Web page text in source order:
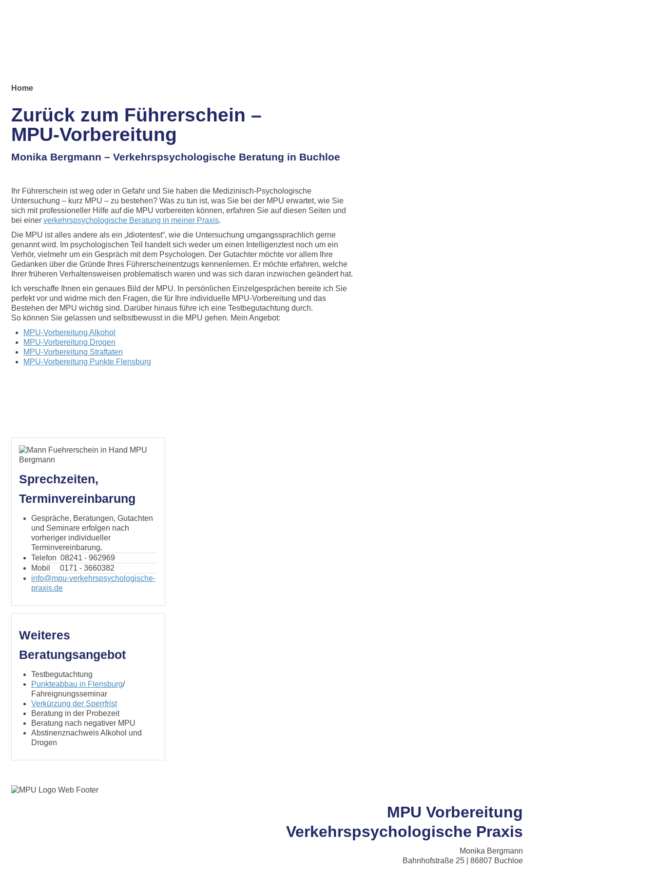
Home
Zurück zum Führerschein –
MPU-Vorbereitung
Monika Bergmann – Verkehrspsychologische Beratung in Buchloe
Ihr Führerschein ist weg oder in Gefahr und Sie haben die Medizinisch-Psychologische
Untersuchung – kurz MPU – zu bestehen? Was zu tun ist, was Sie bei der MPU erwartet, wie Sie
sich mit professioneller Hilfe auf die MPU vorbereiten können, erfahren Sie auf diesen Seiten und
bei einer verkehrspsychologische Beratung in meiner Praxis.
Die MPU ist alles andere als ein „Idiotentest“, wie die Untersuchung umgangssprachlich gerne
genannt wird. Im psychologischen Teil handelt sich weder um einen Intelligenztest noch um ein
Verhör, vielmehr um ein Gespräch mit dem Psychologen. Der Gutachter möchte vor allem Ihre
Gedanken über die Gründe Ihres Führerscheinentzugs kennenlernen. Er möchte erfahren, welche
Ihrer früheren Verhaltensweisen problematisch waren und was sich daran inzwischen geändert hat.
Ich verschaffe Ihnen ein genaues Bild der MPU. In persönlichen Einzelgesprächen bereite ich Sie
perfekt vor und widme mich den Fragen, die für Ihre individuelle MPU-Vorbereitung und das
Bestehen der MPU wichtig sind. Darüber hinaus führe ich eine Testbegutachtung durch.
So können Sie gelassen und selbstbewusst in die MPU gehen. Mein Angebot:
MPU-Vorbereitung Alkohol
MPU-Vorbereitung Drogen
MPU-Vorbereitung Straftaten
MPU-Vorbereitung Punkte Flensburg
Sprechzeiten,
Terminvereinbarung
Gespräche, Beratungen, Gutachten
und Seminare erfolgen nach
vorheriger individueller
Terminvereinbarung.
Telefon 08241 - 962969
Mobil 0171 - 3660382
info@mpu-verkehrspsychologische-
praxis.de
Weiteres
Beratungsangebot
Testbegutachtung
Punkteabbau in Flensburg/
Fahreignungsseminar
Verkürzung der Sperrfrist
Beratung in der Probezeit
Beratung nach negativer MPU
Abstinenznachweis Alkohol und
Drogen
MPU Vorbereitung
Verkehrspsychologische Praxis
Monika Bergmann
Bahnhofstraße 25 | 86807 Buchloe